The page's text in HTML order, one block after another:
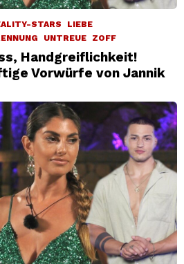
STARS
LIEBE
UNTREUE ZOFF
Handgreiflichkeit!
Vorwürfe von Jannik